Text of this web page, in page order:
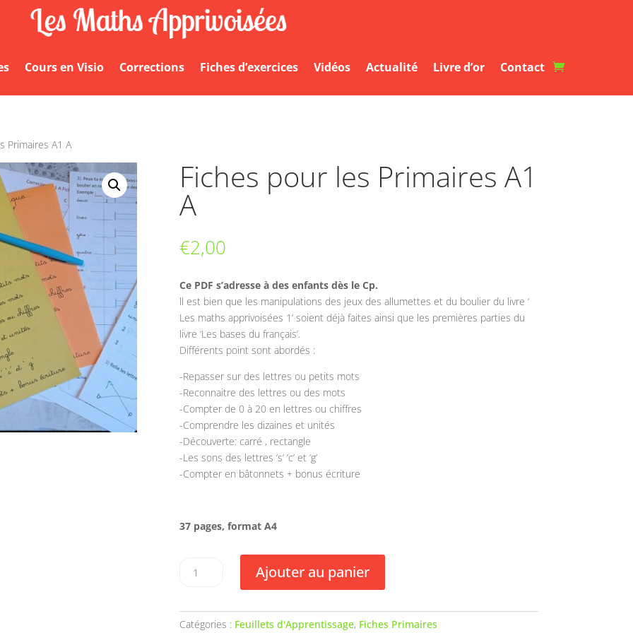
Cours en Visio Corrections Fiches d’exercices Vidéos Actualité Livre d’or Contact
Cours en Visio Corrections Fiches d’exercices Vidéos Actualité Livre d’or Contact
Primaires A1 A
Fiches pour les Primaires A1
A
€2,00
Ce PDF s’adresse à des enfants dès le Cp.
ll est bien que les manipulations des jeux des allumettes et du boulier du livre ‘
Les maths apprivoisées 1’ soient déjà faites ainsi que les premières parties du
livre ‘Les bases du français’.
Différents point sont abordés :
-Repasser sur des lettres ou petits mots
-Reconnaitre des lettres ou des mots
-Compter de 0 à 20 en lettres ou chiffres
-Comprendre les dizaines et unités
-Découverte: carré , rectangle
-Les sons des lettres ‘s’ ‘c’ et ‘g’
-Compter en bâtonnets + bonus écriture
37 pages, format A4
pour
Ajouter au panier
Catégories : Feuillets d'Apprentissage, Fiches Primaires